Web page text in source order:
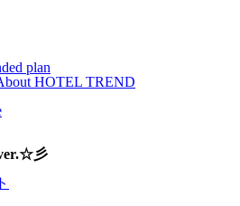
plan
HOTEL TREND
彡